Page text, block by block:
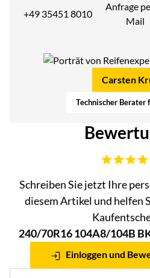
+49 35451 8010
Anfrage
Mail
Carsten
Technischer Berater
Bewertung:
Schreiben Sie jetzt Ihre
diesem Artikel und helfen
240/70R16 104A8/104B
Einloggen und